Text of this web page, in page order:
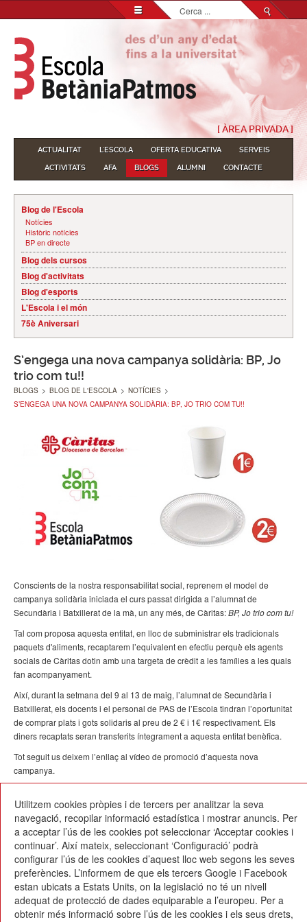
Cerca
...
[ ÀREA PRIVADA ]
ACTUALITAT L'ESCOLA OFERTA EDUCATIVA
SERVEIS
ACTIVITATS
AFA BLOGS ALUMNI CONTACTE
Blog de l'Escola
Notícies
Històric notícies
BP en directe
Blog dels cursos
Blog d'activitats
Blog d'esports
L'Escola i el món
75è Aniversari
S’engega una nova campanya solidària: BP, Jo
trio com tu!!
BLOGS > BLOG DE L'ESCOLA > NOTÍCIES >
S’ENGEGA UNA NOVA CAMPANYA SOLIDÀRIA: BP, JO TRIO COM TU!!
Conscients de la nostra responsabilitat social, reprenem el model de
campanya solidària iniciada el curs passat dirigida a l’alumnat de
Secundària i Batxillerat de la mà, un any més, de Càritas:BP, Jo trio com tu!
Tal com proposa aquesta entitat, en lloc de subministrar els tradicionals
paquets d'aliments, recaptarem l’equivalent en efectiu perquè els agents
socials de Càritas dotin amb una targeta de crèdit a les famílies a les quals
fan acompanyament.
Així, durant la setmana del 9 al 13 de maig, l’alumnat de Secundària i
Batxillerat, els docents i el personal de PAS de l’Escola tindran l’oportunitat
de comprar plats i gots solidaris al preu de 2 € i 1€ respectivament. Els
diners recaptats seran transferits íntegrament a aquesta entitat benèfica.
Tot seguit us deixem l’enllaç al vídeo de promoció d’aquesta nova
campanya.
05/05/2022
Escola Betània-Patmos
C. Montevideo, 13
08034 Barcelona
Utilitzem cookies pròpies i de tercers per analitzar la seva
navegació, recopilar informació estadística i mostrar anuncis. Per
a acceptar l’ús de les cookies pot seleccionar ‘Acceptar cookies i
continuar’. Així mateix, seleccionant ‘Configuració’ podrà
configurar l’ús de les cookies d’aquest lloc web segons les seves
preferències. L’informem de que els tercers Google i Facebook
estan ubicats a Estats Units, on la legislació no té un nivell
adequat de protecció de dades equiparable a l’europeu. Per a
obtenir més informació sobre l’ús de les cookies i els seus drets,